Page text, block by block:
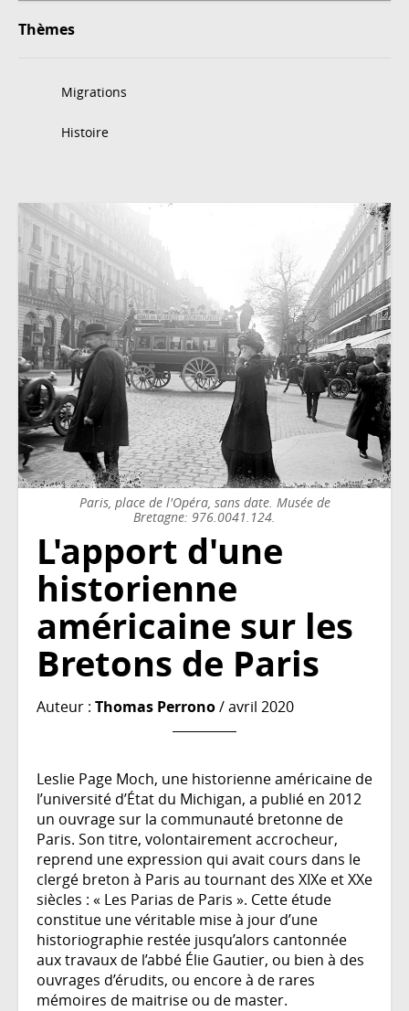
Thèmes
Migrations
Histoire
Paris, place de l'Opéra, sans date. Musée de
Bretagne: 976.0041.124.
L'apport d'une
historienne
américaine sur les
Bretons de Paris
Auteur : Thomas Perrono/ avril 2020
Leslie Page Moch, une historienne américaine de
l’université d’État du Michigan, a publié en 2012
un ouvrage sur la communauté bretonne de
Paris. Son titre, volontairement accrocheur,
reprend une expression qui avait cours dans le
clergé breton à Paris au tournant des XIXe et XXe
siècles : « Les Parias de Paris ». Cette étude
constitue une véritable mise à jour d’une
historiographie restée jusqu’alors cantonnée
aux travaux de l’abbé Élie Gautier, ou bien à des
ouvrages d’érudits, ou encore à de rares
mémoires de maitrise ou de master.